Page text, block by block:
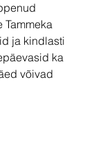
Tammeka
ja kindlasti
ka
võivad